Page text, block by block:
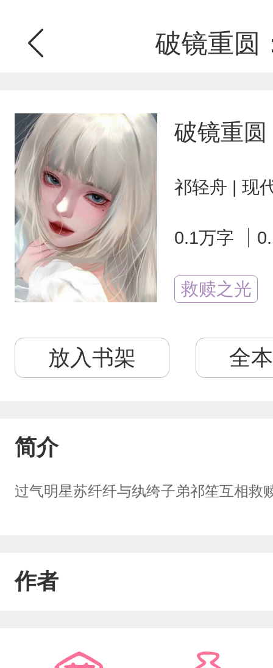
破镜重圆
破镜重
祁轻舟 | 现
0.1万字
救赎之光
放入书架 全
简介
过气明星苏纤纤与纨绔子弟祁笙互相救
作者